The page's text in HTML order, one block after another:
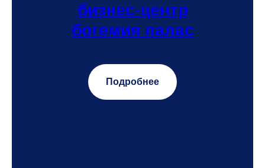
бизнес-центр
богемия палас
Подробнее